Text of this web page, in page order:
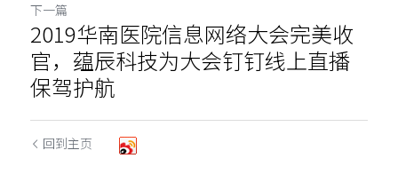
下一篇
2019华南医院信息网络大会完美收
官，蕴辰科技为大会钉钉线上直播
保驾护航
回到主页